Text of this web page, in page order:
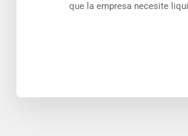
que la empresa necesite